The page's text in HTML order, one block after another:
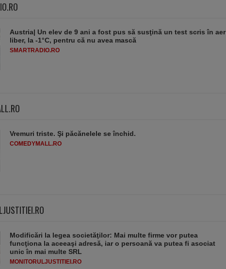
Austria| Un elev de 9 ani a fost pus să susţină un test scris în aer
liber, la -1°C, pentru că nu avea mască
SMARTRADIO.RO
Vremuri triste. Şi păcănelele se închid.
COMEDYMALL.RO
Modificări la legea societăţilor: Mai multe firme vor putea
funcţiona la aceeaşi adresă, iar o persoană va putea fi asociat
unic în mai multe SRL
MONITORULJUSTITIEI.RO